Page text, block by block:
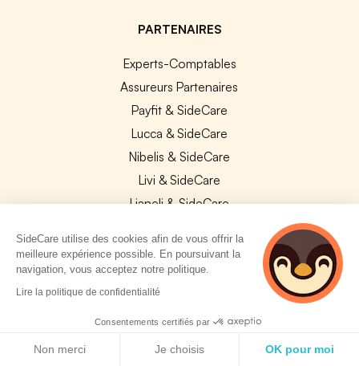
PARTENAIRES
Experts-Comptables
Assureurs Partenaires
Payfit & SideCare
Lucca & SideCare
Nibelis & SideCare
Livi & SideCare
Lianeli & SideCare
API & INTEGRATIONS
API SideCare
Les SIRH / Systèmes de paie connectés
SideCare utilise des cookies afin de vous offrir la
meilleure expérience possible. En poursuivant la
navigation, vous acceptez notre politique.
Lire la politique de confidentialité
Consentements certifiés par
Non merci Je choisis OK pour moi
2 personnes
consultent
actuellement cette